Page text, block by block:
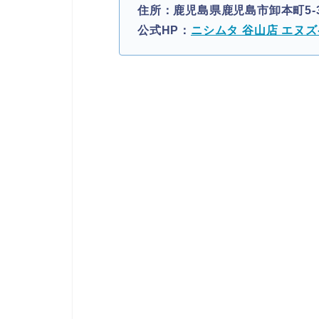
住所：鹿児島県鹿児島市卸本町
公式HP： ニシムタ 谷山店 エヌ